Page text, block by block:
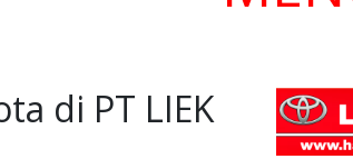
di PT LIEK